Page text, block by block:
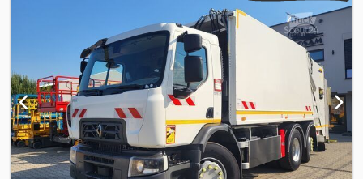
, krovos erdvės aukštis:
, Įranga:borto kompiuteris, centrinis
užraktas, diferencialo užraktas, elektrinis langų reguliavimas,
elektriškai reguliuojamas veidrodis, kruizo kontrolė, oro
kondicionavimas, sėdynės šildytuvas,